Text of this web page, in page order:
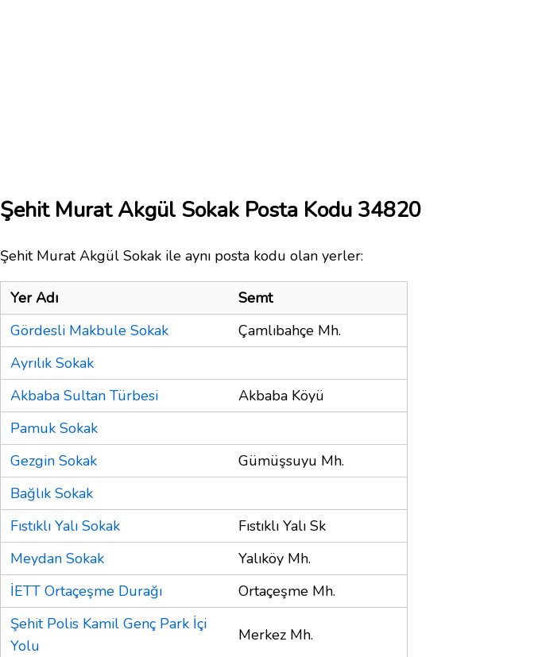
Şehit Murat Akgül Sokak Posta Kodu 34820
Şehit Murat Akgül Sokak ile aynı posta kodu olan yerler:
Yer Adı
Semt
Gördesli Makbule Sokak
Çamlıbahçe Mh.
Ayrılık Sokak
Akbaba Sultan Türbesi
Akbaba Köyü
Pamuk Sokak
Gezgin Sokak
Gümüşsuyu Mh.
Bağlık Sokak
Fıstıklı Yalı Sokak
Fıstıklı Yalı Sk
Meydan Sokak
Yalıköy Mh.
İETT Ortaçeşme Durağı
Ortaçeşme Mh.
Şehit Polis Kamil Genç Park İçi
Yolu
Merkez Mh.